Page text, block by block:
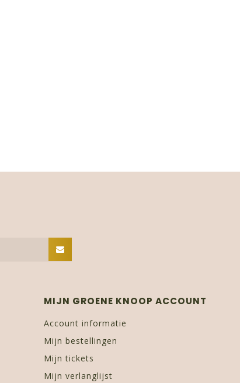
MIJN GROENE KNOOP ACCOUNT
Account informatie
Mijn bestellingen
Mijn tickets
Mijn verlanglijst